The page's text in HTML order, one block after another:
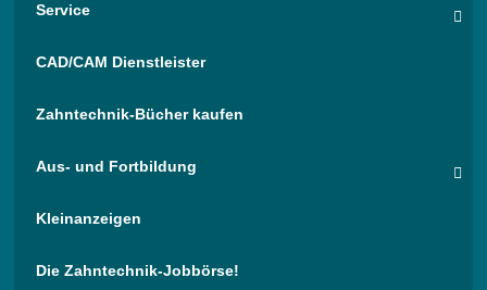
Service
CAD/CAM Dienstleister
Zahntechnik-Bücher kaufen
Aus- und Fortbildung
Kleinanzeigen
Die Zahntechnik-Jobbörse!